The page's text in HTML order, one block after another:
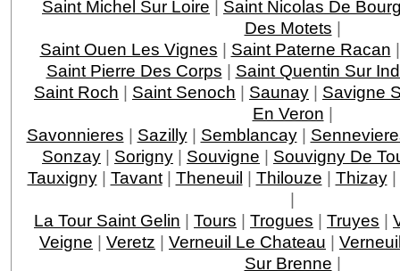
Saint Michel Sur Loire | Saint Nicolas De
Des Motets |
Saint Ouen Les Vignes | Saint Paterne Racan
Saint Pierre Des Corps | Saint Quentin Sur
Saint Roch | Saint Senoch | Saunay | Savigne
En Veron |
Savonnieres | Sazilly| Semblancay|
Sonzay | Sorigny | Souvigne | Souvigny De
Tauxigny| Tavant| Theneuil | Thilouze | Thizay|
|
La Tour Saint Gelin | Tours | Trogues | Truyes |
Veigne | Veretz | Verneuil Le Chateau |
Sur Brenne |